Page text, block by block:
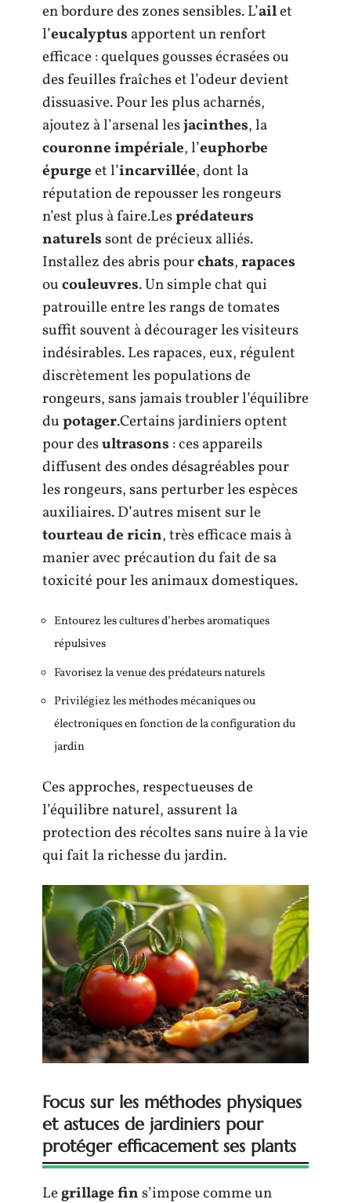
en bordure des zones sensibles. L’ailet
l’eucalyptus apportent un renfort
efficace : quelques gousses écrasées ou
des feuilles fraîches et l’odeur devient
dissuasive. Pour les plus acharnés,
ajoutez à l’arsenal lesjacinthes, la
couronne impériale, l’euphorbe
épurgeet l’incarvillée, dont la
réputation de repousser les rongeurs
n’est plus à faire.Lesprédateurs
naturelssont de précieux alliés.
Installez des abris pourchats,rapaces
oucouleuvres. Un simple chat qui
patrouille entre les rangs de tomates
suffit souvent à décourager les visiteurs
indésirables. Les rapaces, eux, régulent
discrètement les populations de
rongeurs, sans jamais troubler l’équilibre
dupotager.Certains jardiniers optent
pour desultrasons : ces appareils
diffusent des ondes désagréables pour
les rongeurs, sans perturber les espèces
auxiliaires. D’autres misent sur le
tourteau de ricin, très efficace mais à
manier avec précaution du fait de sa
toxicité pour les animaux domestiques.
Entourez les cultures d’herbes aromatiques
répulsives
Favorisez la venue des prédateurs naturels
Privilégiez les méthodes mécaniques ou
électroniques en fonction de la configuration du
jardin
Ces approches, respectueuses de
l’équilibre naturel, assurent la
protection des récoltes sans nuire à la vie
qui fait la richesse du jardin.
Focus sur les méthodes physiques
et astuces de jardiniers pour
protéger efficacement ses plants
Legrillage fins’impose comme un